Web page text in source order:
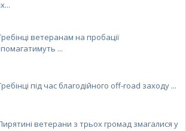
ветеранам на пробації
...
під час благодійного off-road заходу ...
ветерани з трьох громад змагалися у